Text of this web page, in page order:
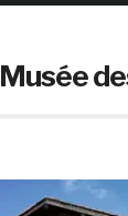
Musée